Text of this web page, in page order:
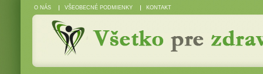
O NÁS VŠEOBECNÉ PODMIENKY KONTAKT